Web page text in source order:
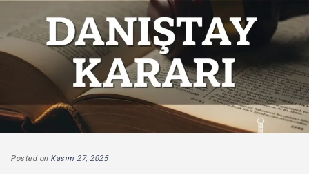
Posted on Kasım 27, 2025